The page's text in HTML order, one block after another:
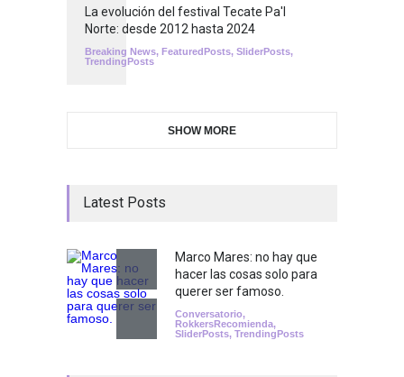
La evolución del festival Tecate Pa'l
Norte: desde 2012 hasta 2024
Breaking News, FeaturedPosts, SliderPosts,
TrendingPosts
SHOW MORE
Latest Posts
Marco Mares: no hay que
hacer las cosas solo para
querer ser famoso.
Conversatorio,
RokkersRecomienda,
SliderPosts, TrendingPosts